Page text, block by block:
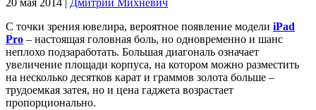
С точки зрения ювелира, вероятное появление модели iPad
Pro – настоящая головная боль, но одновременно и шанс
неплохо подзаработать. Большая диагональ означает
увеличение площади корпуса, на котором можно разместить
на несколько десятков карат и граммов золота больше –
трудоемкая затея, но и цена гаджета возрастает
пропорционально.